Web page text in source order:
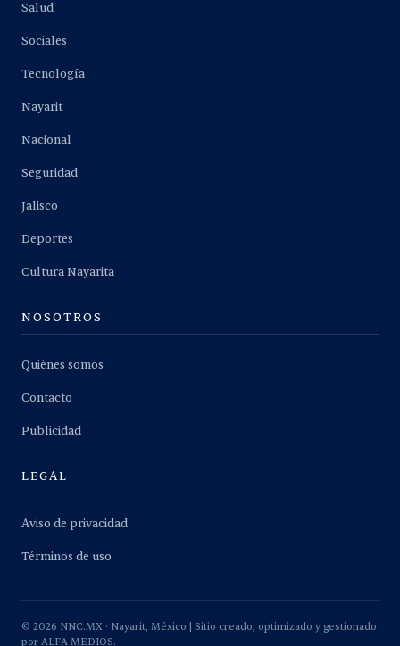
Salud
Sociales
Tecnología
Nayarit
Nacional
Seguridad
Jalisco
Deportes
Cultura Nayarita
NOSOTROS
Quiénes somos
Contacto
Publicidad
LEGAL
Aviso de privacidad
Términos de uso
© 2026 NNC.MX · Nayarit, México | Sitio creado, optimizado y gestionado
por ALFA MEDIOS.